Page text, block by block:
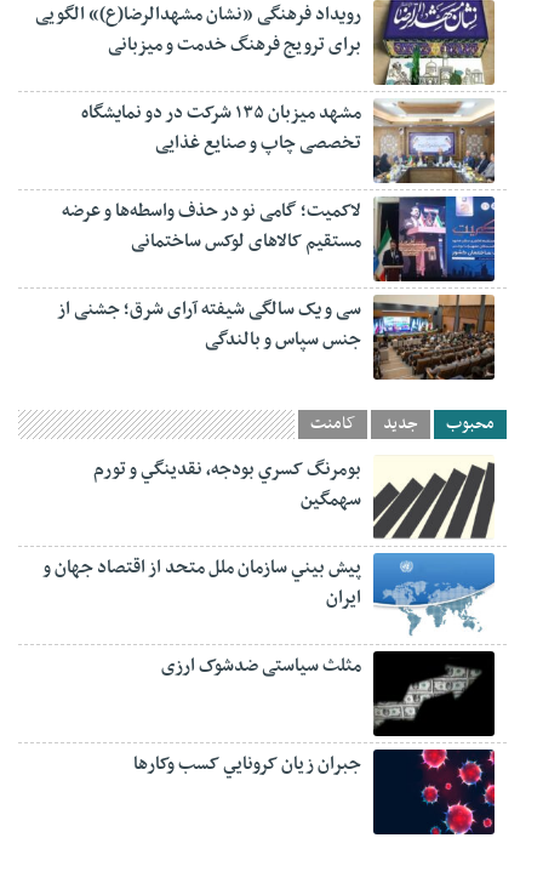
رویداد فرهنگی «نشان مشهدالرضا(ع)» الگویی
برای ترویج فرهنگ خدمت و میزبانی
مشهد میزبان ۱۳۵ شرکت در دو نمایشگاه
تخصصی چاپ و صنایع غذایی
لاکمیت؛ گامی نو در حذف واسطه‌ها و عرضه
مستقیم کالاهای لوکس ساختمانی
سی و یک سالگی شیفته آرای شرق؛ جشنی از
جنس سپاس و بالندگی
محبوب جدید کامنت
بومرنگ کسري بودجه، نقدينگي و تورم
سهمگين
پيش‏ بيني سازمان ملل متحد از اقتصاد جهان و
ايران
مثلث سیاستی ضدشوک ارزی
جبران زيان کرونايي کسب وکارها